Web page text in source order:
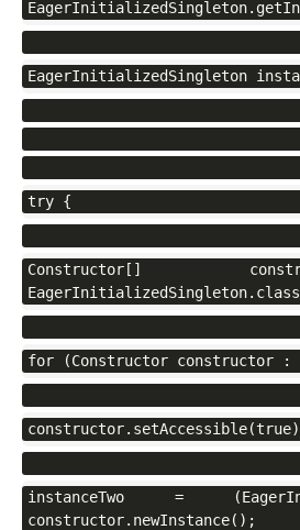
EagerInitializedSingleton
try {
Constructor[]
for (Constructor constructor :
instanceTwo =
constructor.newInstance();